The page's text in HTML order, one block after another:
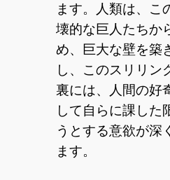
ます。人類は、こ
壊的な巨人たちか
め、巨大な壁を築
し、このスリリン
裏には、人間の好
して自らに課した
うとする意欲が深
ます。